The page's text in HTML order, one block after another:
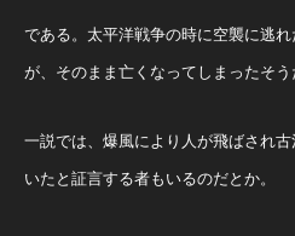
である。太平洋戦争の時に空襲に逃
が、そのまま亡くなってしまったそう
一説では、爆風により人が飛ばされ
いたと証言する者もいるのだとか。